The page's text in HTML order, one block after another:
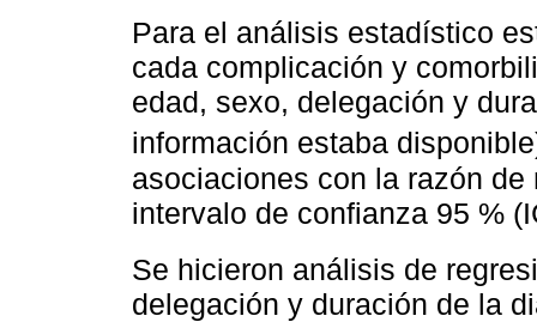
Para el análisis estadístico
cada complicación y
edad, sexo, delegación y
información estaba
asociaciones con la razón
intervalo de confianza 95 %
Se hicieron análisis de
delegación y duración de la